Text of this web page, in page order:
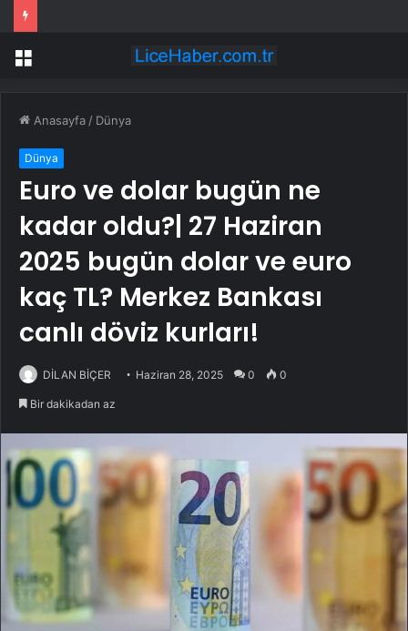
Menü
Anasayfa / Dünya
Dünya
Euro ve dolar bugün ne
kadar oldu?| 27 Haziran
2025 bugün dolar ve euro
kaç TL? Merkez Bankası
canlı döviz kurları!
DİLAN BİÇER Haziran 28, 2025 0 0
Bir dakikadan az